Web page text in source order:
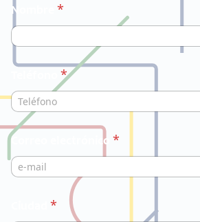
Nombre *
*
Correo electrónico *
*